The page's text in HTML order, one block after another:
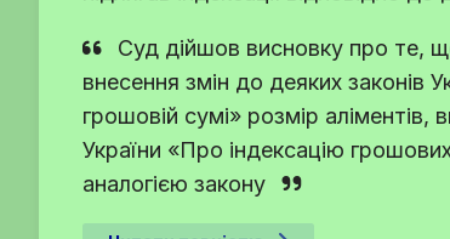
Суд дійшов висновку про те,
внесення змін до деяких законів
грошовій сумі» розмір аліментів,
України «Про індексацію
аналогією закону